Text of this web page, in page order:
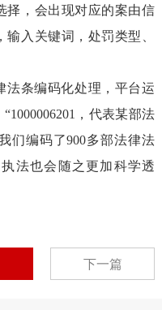
择，会出现对应的案由信
入关键词，处罚类型、
条编码化处理，平台运
“1000006201 ，代表某部法
们编码了900多部法律法
法也会随之更加科学透
下一篇